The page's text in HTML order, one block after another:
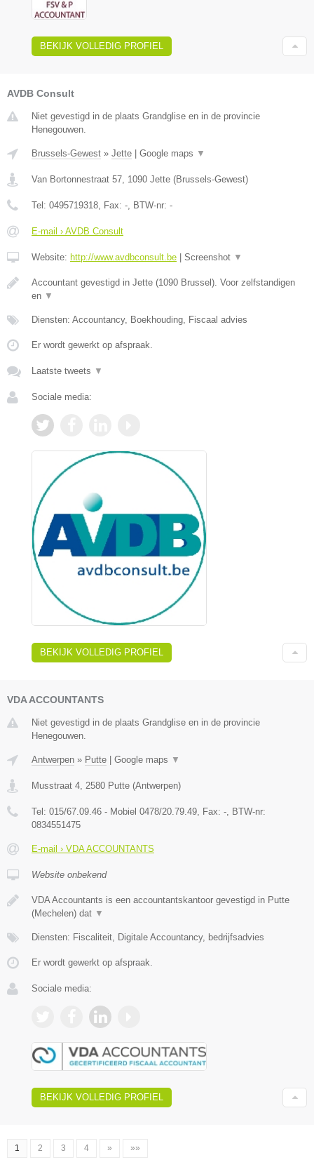
BEKIJK VOLLEDIG PROFIEL
AVDB Consult
Niet gevestigd in de plaats Grandglise en in de provincie
Henegouwen.
Brussels-Gewest » Jette | Google maps ▼
Van Bortonnestraat 57 1090 Jette (Brussels-Gewest)
Tel: 0495719318 , Fax: - , BTW-nr: -
E-mail › AVDB Consult
Website: http://www.avdbconsult.be | Screenshot ▼
Accountant gevestigd in Jette (1090 Brussel). Voor zelfstandigen
en ▼
Diensten: Accountancy, Boekhouding, Fiscaal advies
Er wordt gewerkt op afspraak.
Laatste tweets ▼
Sociale media:
BEKIJK VOLLEDIG PROFIEL
VDA ACCOUNTANTS
Niet gevestigd in de plaats Grandglise en in de provincie
Henegouwen.
Antwerpen » Putte | Google maps ▼
Musstraat 4 2580 Putte (Antwerpen)
Tel: 015/67.09.46 - Mobiel 0478/20.79.49 , Fax: - , BTW-nr:
0834551475
E-mail › VDA ACCOUNTANTS
Website onbekend
VDA Accountants is een accountantskantoor gevestigd in Putte
(Mechelen) dat ▼
Diensten: Fiscaliteit, Digitale Accountancy, bedrijfsadvies
Er wordt gewerkt op afspraak.
Sociale media:
BEKIJK VOLLEDIG PROFIEL
1 2 3 4 » »»